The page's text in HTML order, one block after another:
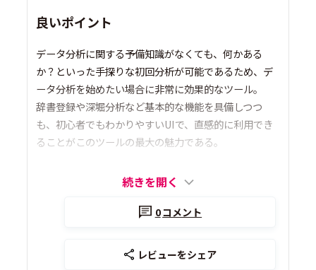
良いポイント
データ分析に関する予備知識がなくても、何かある
か？といった手探りな初回分析が可能であるため、デ
ータ分析を始めたい場合に非常に効果的なツール。
辞書登録や深堀分析など基本的な機能を具備しつつ
も、初心者でもわかりやすいUIで、直感的に利用でき
ることがこのツールの最大の魅力である。
続きを開く
0コメント
レビューをシェア